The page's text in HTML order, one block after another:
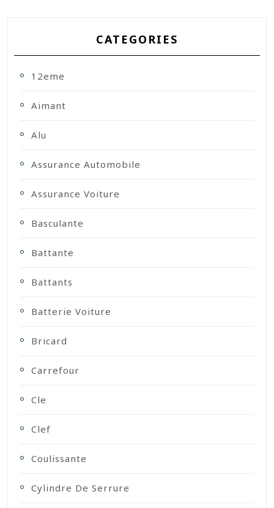
CATEGORIES
12eme
Aimant
Alu
Assurance Automobile
Assurance Voiture
Basculante
Battante
Battants
Batterie Voiture
Bricard
Carrefour
Cle
Clef
Coulissante
Cylindre De Serrure